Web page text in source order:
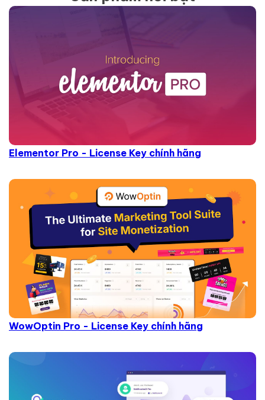
Elementor Pro - License Key chính hãng
WowOptin Pro - License Key chính hãng